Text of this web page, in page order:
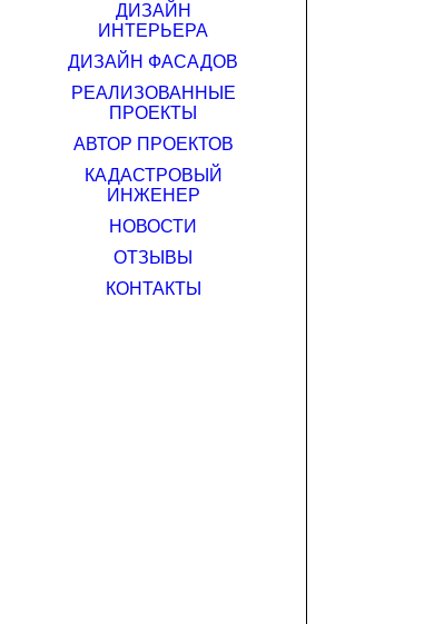
ДИЗАЙН
ИНТЕРЬЕРА
ДИЗАЙН ФАСАДОВ
РЕАЛИЗОВАННЫЕ
ПРОЕКТЫ
АВТОР ПРОЕКТОВ
КАДАСТРОВЫЙ
ИНЖЕНЕР
НОВОСТИ
ОТЗЫВЫ
КОНТАКТЫ